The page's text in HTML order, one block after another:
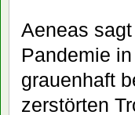
Aeneas
Pandemie
grauenhaft
zerstörten